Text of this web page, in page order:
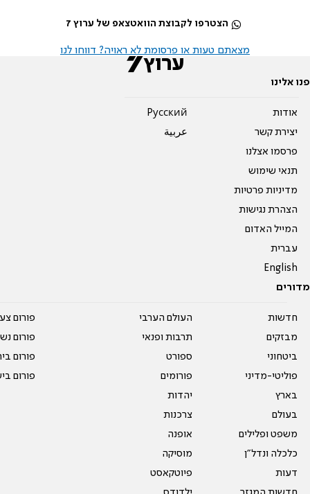
הצטרפו לקבוצת הוואטצאפ של ערוץ 7
מצאתם טעות או פרסומת לא ראויה? דווחו לנו
פנו אלינו
אודות
יצירת קשר
פרסמו אצלנו
תנאי שימוש
מדיניות פרטיות
הצהרת נגישות
המייל האדום
עברית
English
Pусский
عربية
מדורים
חדשות
מבזקים
ביטחוני
פוליטי-מדיני
בארץ
בעולם
משפט ופלילים
כלכלה ונדל"ן
דעות
העולם הערבי
תרבות ופנאי
ספורט
פורומים
יהדות
צרכנות
אופנה
מוסיקה
פיוטקאסט
פורום
פורום
פורום
פורום